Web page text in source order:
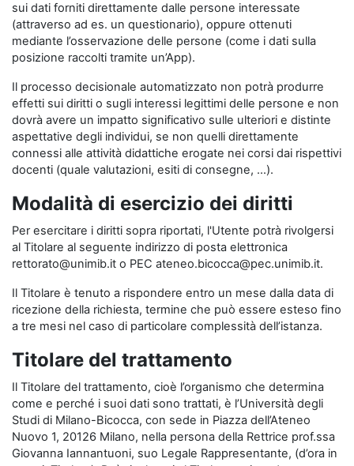
sui dati forniti direttamente dalle persone interessate
(attraverso ad es. un questionario), oppure ottenuti
mediante l’osservazione delle persone (come i dati sulla
posizione raccolti tramite un’App).
Il processo decisionale automatizzato non potrà produrre
effetti sui diritti o sugli interessi legittimi delle persone e non
dovrà avere un impatto significativo sulle ulteriori e distinte
aspettative degli individui, se non quelli direttamente
connessi alle attività didattiche erogate nei corsi dai rispettivi
docenti (quale valutazioni, esiti di consegne, …).
Modalità di esercizio dei diritti
Per esercitare i diritti sopra riportati, l'Utente potrà rivolgersi
al Titolare al seguente indirizzo di posta elettronica
rettorato@unimib.it o PEC ateneo.bicocca@pec.unimib.it.
Il Titolare è tenuto a rispondere entro un mese dalla data di
ricezione della richiesta, termine che può essere esteso fino
a tre mesi nel caso di particolare complessità dell’istanza.
Titolare del trattamento
Il Titolare del trattamento, cioè l’organismo che determina
come e perché i suoi dati sono trattati, è l’Università degli
Studi di Milano-Bicocca, con sede in Piazza dell’Ateneo
Nuovo 1, 20126 Milano, nella persona della Rettrice prof.ssa
Giovanna Iannantuoni, suo Legale Rappresentante, (d’ora in